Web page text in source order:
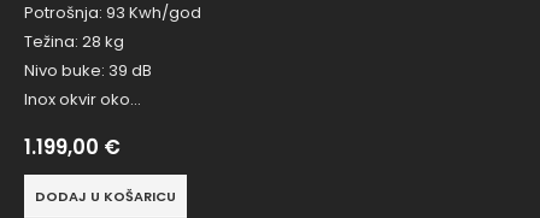
Potrošnja: 93 Kwh/god
Težina: 28 kg
Nivo buke: 39 dB
Inox okvir oko…
1.199,00 €
DODAJ U KOŠARICU